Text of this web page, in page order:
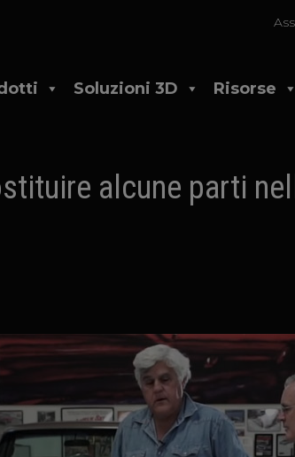
Soluzioni 3D Risorse
alcune parti